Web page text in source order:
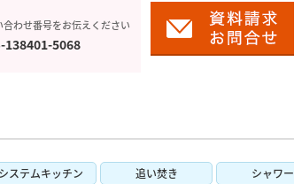
合わせ番号をお伝えください
138401-5068
ステムキッチン 追い焚き シャワー